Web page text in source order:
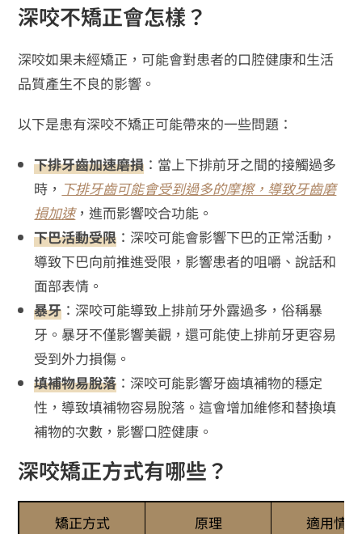
深咬不矯正會怎樣？
深咬如果未經矯正，可能會對患者的口腔健康和生活
品質產生不良的影響。
以下是患有深咬不矯正可能帶來的一些問題：
下排牙齒加速磨損 ：當上下排前牙之間的接觸過多
時， 下排牙齒可能會受到過多的摩擦，導致牙齒磨
損加速，進而影響咬合功能。
下巴活動受限 ：深咬可能會影響下巴的正常活動，
導致下巴向前推進受限，影響患者的咀嚼、說話和
面部表情。
暴牙 ：深咬可能導致上排前牙外露過多，俗稱暴
牙。暴牙不僅影響美觀，還可能使上排前牙更容易
受到外力損傷。
填補物易脫落 ：深咬可能影響牙齒填補物的穩定
性，導致填補物容易脫落。這會增加維修和替換填
補物的次數，影響口腔健康。
深咬矯正方式有哪些？
矯正方式 原理 適用情況